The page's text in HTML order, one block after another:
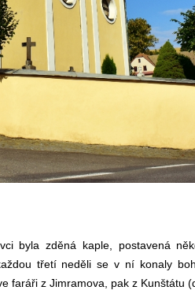
byla zděná kaple, postavená
třetí neděli se v ní konaly
faráři z Jimramova, pak z Kunštátu